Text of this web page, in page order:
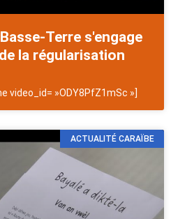
Terre s'engage
la régularisation
video_id= »ODY8PfZ1mSc »]
ACTUALITÉ CARAÏBE